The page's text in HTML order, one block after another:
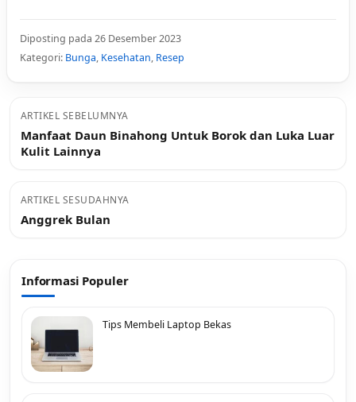
Diposting pada 26 Desember 2023
Kategori: Bunga, Kesehatan, Resep
ARTIKEL SEBELUMNYA
Manfaat Daun Binahong Untuk Borok dan Luka Luar
Kulit Lainnya
ARTIKEL SESUDAHNYA
Anggrek Bulan
Informasi Populer
Tips Membeli Laptop Bekas